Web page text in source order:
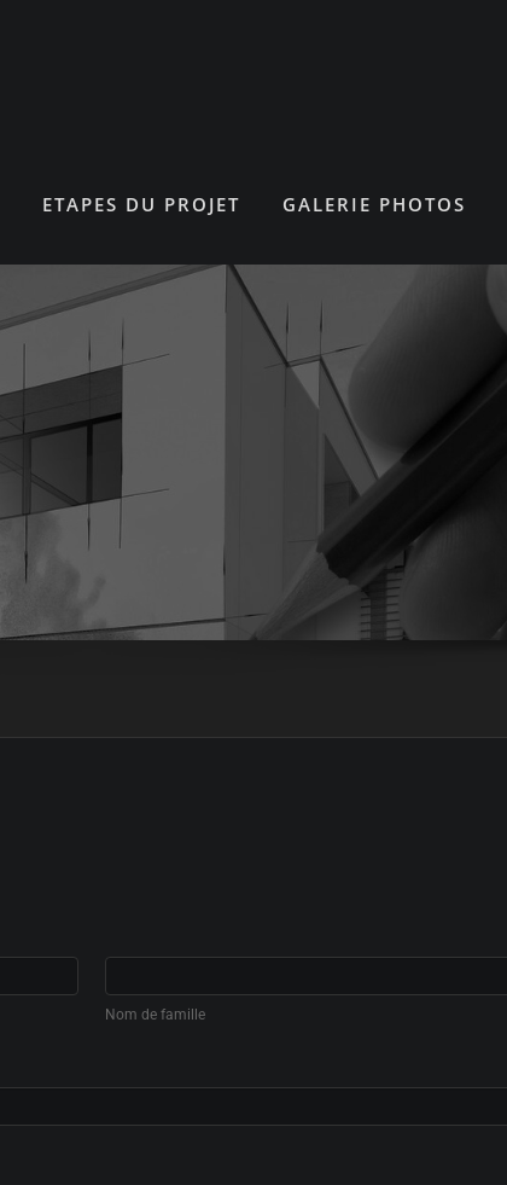
ETAPES DU PROJET GALERIE PHOTOS
Nom de famille